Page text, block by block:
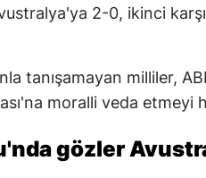
2-0, ikinci
tanışamayan milliler,
moralli veda etmeyi
gözler